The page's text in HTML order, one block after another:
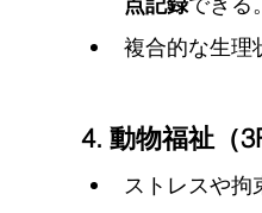
複合的な生理
4. 動物福祉（
ストレスや拘